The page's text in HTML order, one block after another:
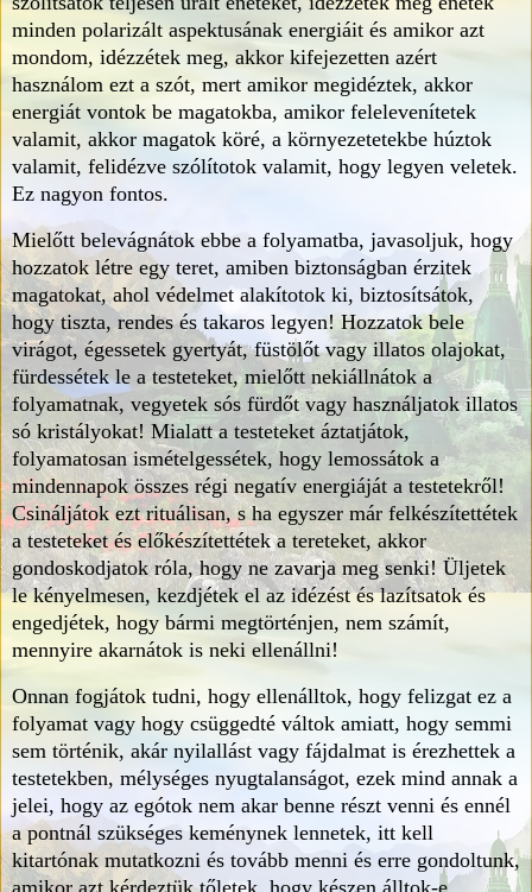
minden polarizált aspektusának energiáit és amikor azt
mondom, idézzétek meg, akkor kifejezetten azért
használom ezt a szót, mert amikor megidéztek, akkor
energiát vontok be magatokba, amikor felelevenítetek
valamit, akkor magatok köré, a környezetetekbe húztok
valamit, felidézve szólítotok valamit, hogy legyen veletek.
Ez nagyon fontos.
Mielőtt belevágnátok ebbe a folyamatba, javasoljuk, hogy
hozzatok létre egy teret, amiben biztonságban érzitek
magatokat, ahol védelmet alakítotok ki, biztosítsátok,
hogy tiszta, rendes és takaros legyen! Hozzatok bele
virágot, égessetek gyertyát, füstölőt vagy illatos olajokat,
fürdessétek le a testeteket, mielőtt nekiállnátok a
folyamatnak, vegyetek sós fürdőt vagy használjatok illatos
só kristályokat! Mialatt a testeteket áztatjátok,
folyamatosan ismételgessétek, hogy lemossátok a
mindennapok összes régi negatív energiáját a testetekről!
Csináljátok ezt rituálisan, s ha egyszer már felkészítettétek
a testeteket és előkészítettétek a tereteket, akkor
gondoskodjatok róla, hogy ne zavarja meg senki! Üljetek
le kényelmesen, kezdjétek el az idézést és lazítsatok és
engedjétek, hogy bármi megtörténjen, nem számít,
mennyire akarnátok is neki ellenállni!
Onnan fogjátok tudni, hogy ellenálltok, hogy felizgat ez a
folyamat vagy hogy csüggedté váltok amiatt, hogy semmi
sem történik, akár nyilallást vagy fájdalmat is érezhettek a
testetekben, mélységes nyugtalanságot, ezek mind annak a
jelei, hogy az egótok nem akar benne részt venni és ennél
a pontnál szükséges keménynek lennetek, itt kell
kitartónak mutatkozni és tovább menni és erre gondoltunk,
amikor azt kérdeztük tőletek, hogy készen álltok-e